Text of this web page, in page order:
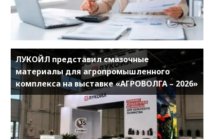
ЛУКОЙЛ представил смазочные
материалы для агропромышленного
комплекса на выставке «АГРОВОЛГА – 2026»